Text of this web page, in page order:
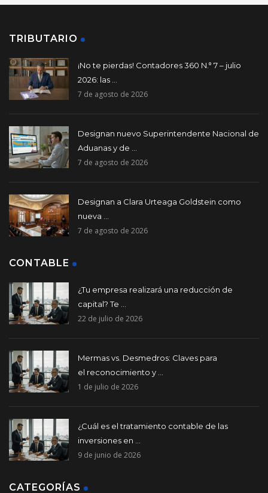
TRIBUTARIO
¡No te pierdas! Contadores 360 N.° 7 – julio
2026: las ...
7 de agosto de 2026
Designan nuevo Superintendente Nacional de
Aduanas y de ...
7 de agosto de 2026
Designan a Clara Urteaga Goldstein como
nueva ...
7 de agosto de 2026
CONTABLE
¿Tu empresa realizará una reducción de
capital? Te ...
22 de julio de 2026
Mermas vs. Desmedros: Claves para
el reconocimiento y ...
1 de julio de 2026
¿Cuál es el tratamiento contable de las
inversiones en ...
9 de junio de 2026
CATEGORÍAS